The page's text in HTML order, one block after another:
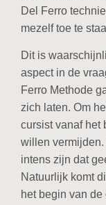
Del Ferro
mezelf toe te
Dit is
aspect in de
Ferro Methode
zich laten. Om
cursist vanaf het
willen vermijden.
intens zijn dat
Natuurlijk komt
het begin van